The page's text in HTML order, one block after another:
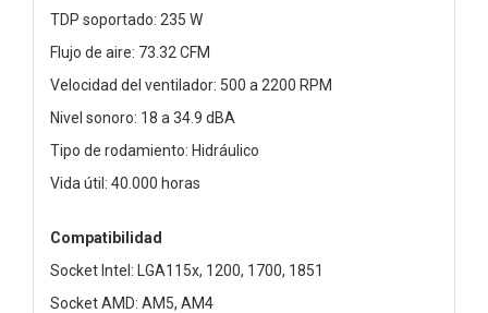
TDP soportado: 235 W
Flujo de aire: 73.32 CFM
Velocidad del ventilador: 500 a 2200 RPM
Nivel sonoro: 18 a 34.9 dBA
Tipo de rodamiento: Hidráulico
Vida útil: 40.000 horas
Compatibilidad
Socket Intel: LGA115x, 1200, 1700, 1851
Socket AMD: AM5, AM4